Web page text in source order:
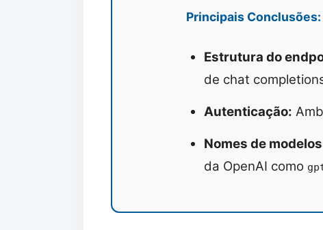
Principais
Estrutura do
de chat
Autenticação:
Nomes de
da OpenAI como